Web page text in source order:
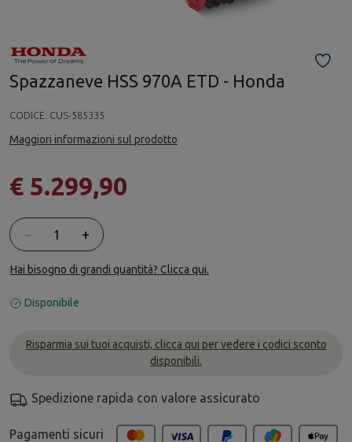
Spazzaneve HSS 970A ETD - Honda
CODICE: CUS-585335
Maggiori informazioni sul prodotto
€ 5.299,90
Quantità
− +
Hai bisogno di grandi quantità? Clicca qui.
Disponibile
Risparmia sui tuoi acquisti, clicca qui per vedere i codici sconto
disponibili.
Spedizione rapida con valore assicurato
Pagamenti sicuri